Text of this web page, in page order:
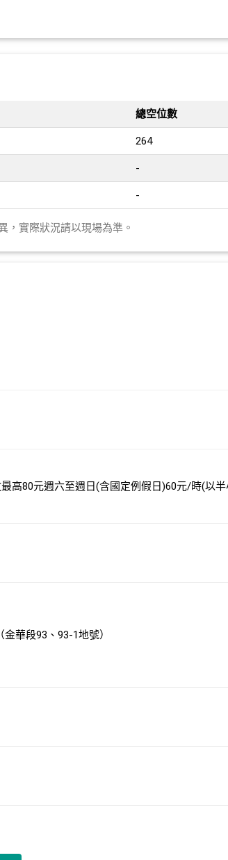
總空位數
264
-
-
，實際狀況請以現場為準。
高80元週六至週日(含國定例假日)60元/時(以
華段93、93-1地號）